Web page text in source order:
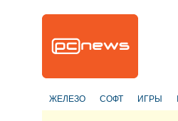
ЖЕЛЕЗО СОФТ ИГРЫ